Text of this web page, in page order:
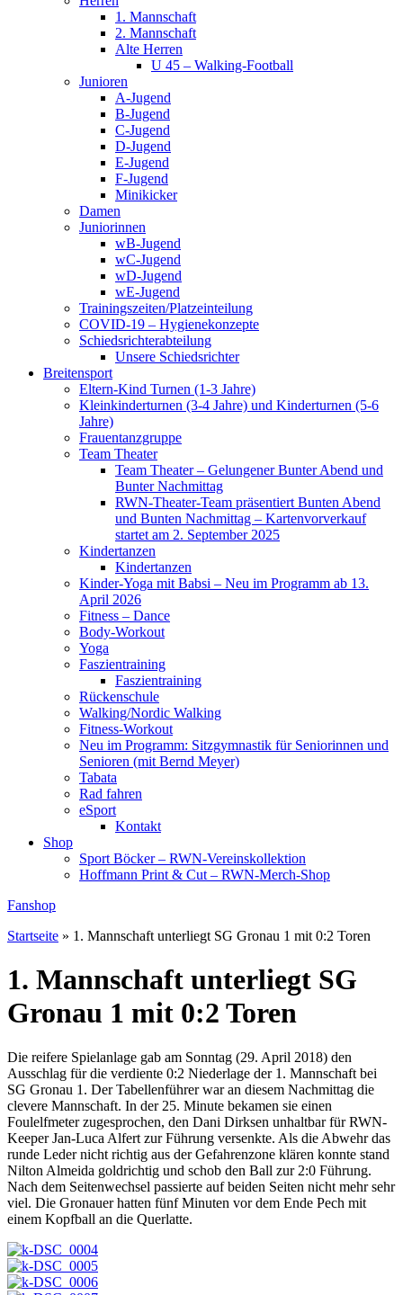
1. Mannschaft
2. Mannschaft
Alte Herren
U 45 – Walking-Football
Junioren
A-Jugend
B-Jugend
C-Jugend
D-Jugend
E-Jugend
F-Jugend
Minikicker
Damen
Juniorinnen
wB-Jugend
wC-Jugend
wD-Jugend
wE-Jugend
Trainingszeiten/Platzeinteilung
COVID-19 – Hygienekonzepte
Schiedsrichterabteilung
Unsere Schiedsrichter
Breitensport
Eltern-Kind Turnen (1-3 Jahre)
Kleinkinderturnen (3-4 Jahre) und Kinderturnen (5-6
Jahre)
Frauentanzgruppe
Team Theater
Team Theater – Gelungener Bunter Abend und
Bunter Nachmittag
RWN-Theater-Team präsentiert Bunten Abend
und Bunten Nachmittag – Kartenvorverkauf
startet am 2. September 2025
Kindertanzen
Kindertanzen
Kinder-Yoga mit Babsi – Neu im Programm ab 13.
April 2026
Fitness – Dance
Body-Workout
Yoga
Faszientraining
Faszientraining
Rückenschule
Walking/Nordic Walking
Fitness-Workout
Neu im Programm: Sitzgymnastik für Seniorinnen und
Senioren (mit Bernd Meyer)
Tabata
Rad fahren
eSport
Kontakt
Shop
Sport Böcker – RWN-Vereinskollektion
Hoffmann Print & Cut – RWN-Merch-Shop
Fanshop
Startseite » 1. Mannschaft unterliegt SG Gronau 1 mit 0:2 Toren
1. Mannschaft unterliegt SG
Gronau 1 mit 0:2 Toren
Die reifere Spielanlage gab am Sonntag (29. April 2018) den
Ausschlag für die verdiente 0:2 Niederlage der 1. Mannschaft bei
SG Gronau 1. Der Tabellenführer war an diesem Nachmittag die
clevere Mannschaft. In der 25. Minute bekamen sie einen
Foulelfmeter zugesprochen, den Dani Dirksen unhaltbar für RWN-
Keeper Jan-Luca Alfert zur Führung versenkte. Als die Abwehr das
runde Leder nicht richtig aus der Gefahrenzone klären konnte stand
Nilton Almeida goldrichtig und schob den Ball zur 2:0 Führung.
Nach dem Seitenwechsel passierte auf beiden Seiten nicht mehr sehr
viel. Die Gronauer hatten fünf Minuten vor dem Ende Pech mit
einem Kopfball an die Querlatte.